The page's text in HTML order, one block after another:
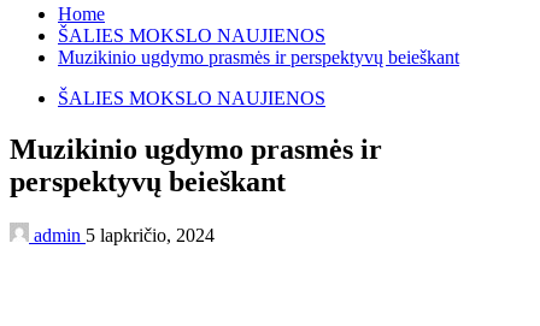
Home
ŠALIES MOKSLO NAUJIENOS
Muzikinio ugdymo prasmės ir perspektyvų beieškant
ŠALIES MOKSLO NAUJIENOS
Muzikinio ugdymo prasmės ir
perspektyvų beieškant
admin 5 lapkričio, 2024